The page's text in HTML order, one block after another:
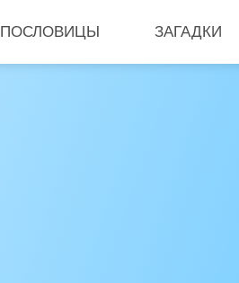
ПОСЛОВИЦЫ ЗАГАДКИ